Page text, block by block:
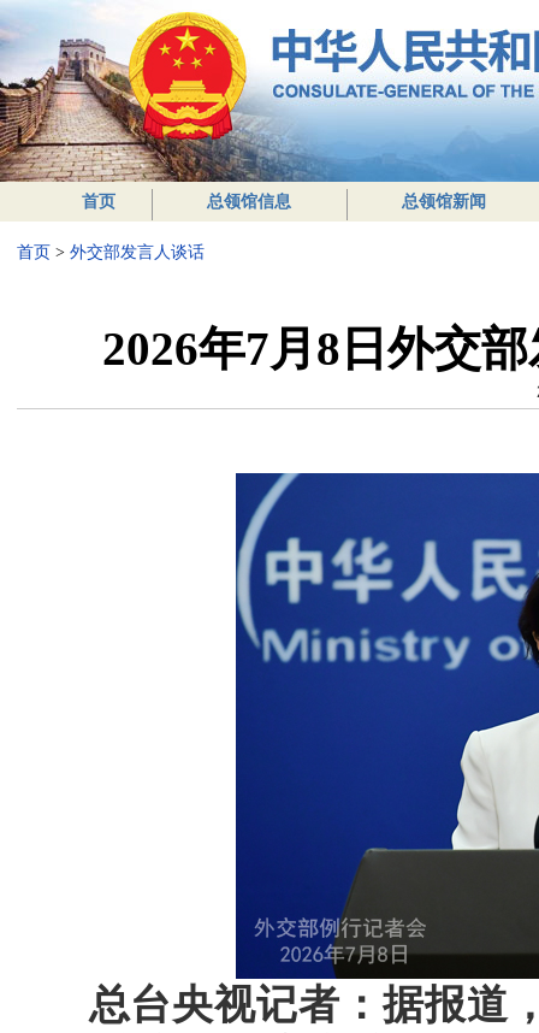
首页 总领馆信息 总领馆新闻
首页 > 外交部发言人谈话
2026年7月8日外交
总台央视记者：据报道